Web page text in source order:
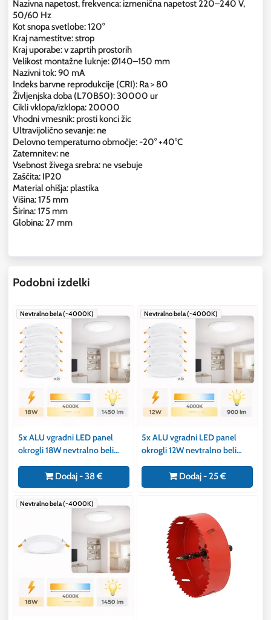
Nazivna napetost, frekvenca: izmenična napetost 220–240 V,
50/60 Hz
Kot snopa svetlobe: 120°
Kraj namestitve: strop
Kraj uporabe: v zaprtih prostorih
Velikost montažne luknje: Ø140–150 mm
Nazivni tok: 90 mA
Indeks barvne reprodukcije (CRI): Ra > 80
Življenjska doba (L70B50): 30000 ur
Cikli vklopa/izklopa: 20000
Vhodni vmesnik: prosti konci žic
Ultravijolično sevanje: ne
Delovno temperaturno območje: -20° +40°C
Zatemnitev: ne
Vsebnost živega srebra: ne vsebuje
Zaščita: IP20
Material ohišja: plastika
Višina: 175 mm
Širina: 175 mm
Globina: 27 mm
Podobni izdelki
Nevtralno bela (~4000K)
5x ALU vgradni LED panel
okrogli 18W nevtralno beli
Dodaj - 38 €
Nevtralno bela (~4000K)
5x ALU vgradni LED panel
okrogli 12W nevtralno beli
Dodaj - 25 €
Nevtralno bela (~4000K)